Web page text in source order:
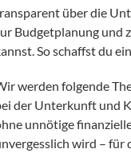
über die
Budgetplanung und
So schaffst du
werden folgende
der Unterkunft und
unnötige
wird – für